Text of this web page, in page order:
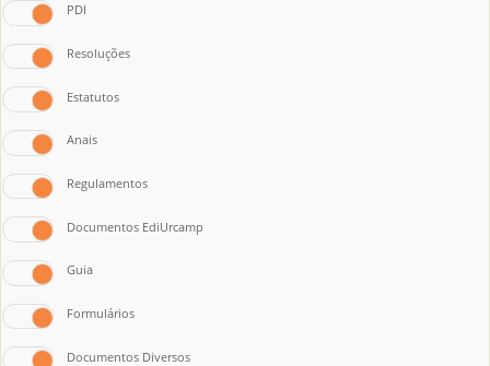
PDI
Resoluções
Estatutos
Anais
Regulamentos
Documentos EdiUrcamp
Guia
Formulários
Documentos Diversos